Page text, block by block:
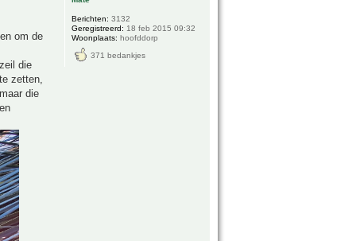
om de
die
zetten,
die
Berichten: 3132
Geregistreerd: 18 feb 2015 09:32
Woonplaats: hoofddorp
371 bedankjes